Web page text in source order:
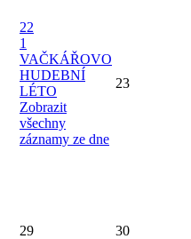
22
1
VAČKÁŘOVO
HUDEBNÍ
LÉTO
Zobrazit
všechny
záznamy ze dne
23
29 30